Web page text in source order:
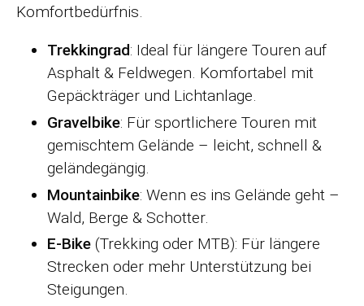
Komfortbedürfnis.
Trekkingrad: Ideal für längere Touren auf
Asphalt & Feldwegen. Komfortabel mit
Gepäckträger und Lichtanlage.
Gravelbike: Für sportlichere Touren mit
gemischtem Gelände – leicht, schnell &
geländegängig.
Mountainbike: Wenn es ins Gelände geht –
Wald, Berge & Schotter.
E-Bike (Trekking oder MTB): Für längere
Strecken oder mehr Unterstützung bei
Steigungen.